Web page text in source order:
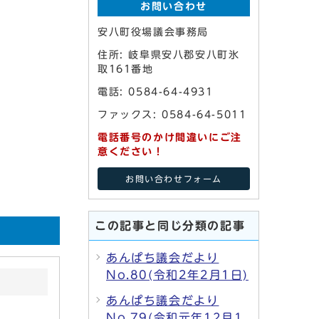
お問い合わせ
安八町役場議会事務局
住所: 岐阜県安八郡安八町氷
取161番地
電話: 0584-64-4931
ファックス: 0584-64-5011
電話番号のかけ間違いにご注
意ください！
お問い合わせフォーム
この記事と同じ分類の記事
あんぱち議会だより
No.80(令和2年2月1日)
あんぱち議会だより